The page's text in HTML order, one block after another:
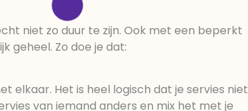
niet zo duur te zijn. Ook met een beperkt
geheel. Zo doe je dat:
elkaar. Het is heel logisch dat je servies niet
van iemand anders en mix het met je